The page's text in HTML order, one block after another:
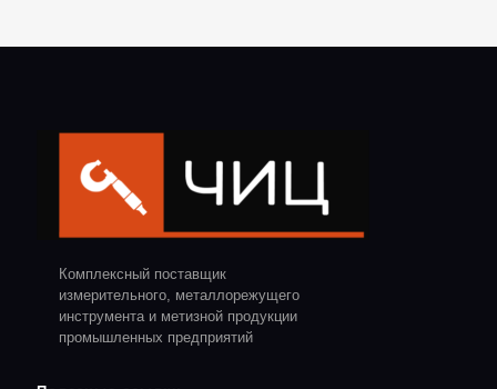
Комплексный поставщик
измерительного, металлорежущего
инструмента и метизной продукции
промышленных предприятий